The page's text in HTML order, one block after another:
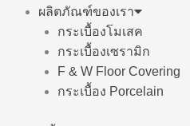
ผลิตภัณฑ์ของเรา
กระเบื้องโมเสค
กระเบื้องเซรามิก
F & W Floor Covering
กระเบื้อง Porcelain